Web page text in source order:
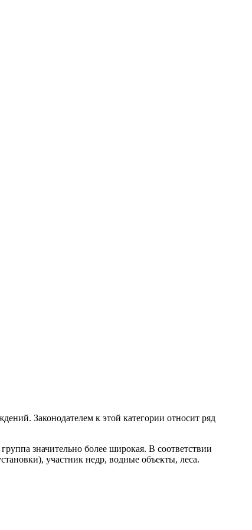
Законодателем к этой категории относит ряд
значительно более широкая. В соответствии
участник недр, водные объекты, леса.